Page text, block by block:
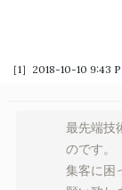
［1］2018-10-10 9:43
最先端技
のです。
集客に困